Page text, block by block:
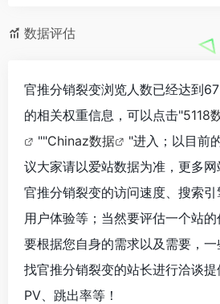
数据评估
官推分销裂变浏览人数已经达到
的相关权重信息，可以点击"5118
""Chinaz数据
"进入；以目前
议大家请以爱站数据为准，更多网
官推分销裂变的访问速度、搜索引
用户体验等；当然要评估一个站
要根据您自身的需求以及需要，
找官推分销裂变的站长进行洽谈提
PV、跳出率等！